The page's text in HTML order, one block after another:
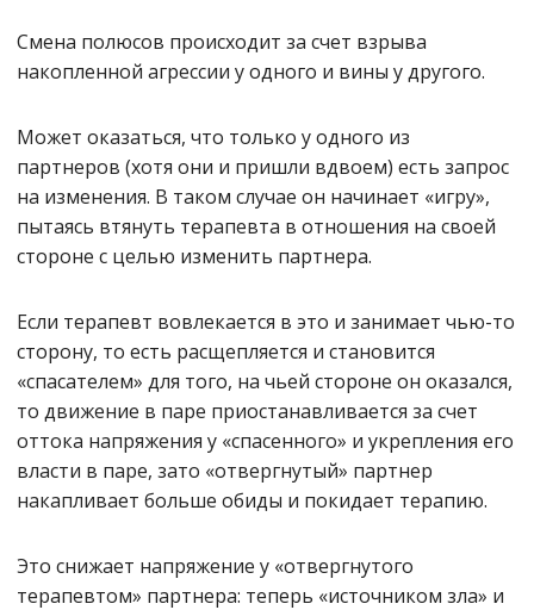
Смена полюсов происходит за счет взрыва
накопленной агрессии у одного и вины у другого.
Может оказаться, что только у одного из
партнеров (хотя они и пришли вдвоем) есть запрос
на изменения. В таком случае он начинает «игру»,
пытаясь втянуть терапевта в отношения на своей
стороне с целью изменить партнера.
Если терапевт вовлекается в это и занимает чью-то
сторону, то есть расщепляется и становится
«спасателем» для того, на чьей стороне он оказался,
то движение в паре приостанавливается за счет
оттока напряжения у «спасенного» и укрепления его
власти в паре, зато «отвергнутый» партнер
накапливает больше обиды и покидает терапию.
Это снижает напряжение у «отвергнутого
терапевтом» партнера: теперь «источником зла» и